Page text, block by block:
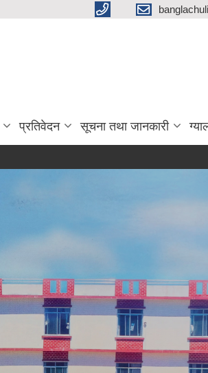
प्रतिवेदन सूचना तथा जानकारी